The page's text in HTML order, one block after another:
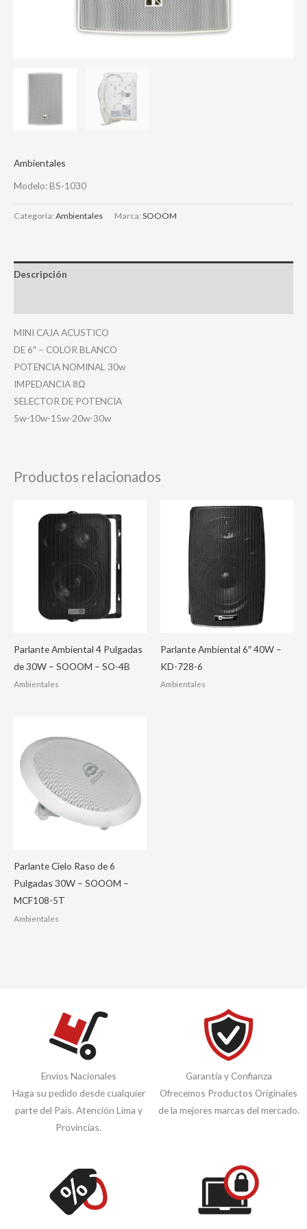
Ambientales
Modelo: BS-1030
Categoría: Ambientales Marca: SOOOM
Descripción
MINI CAJA ACUSTICO
DE 6″ – COLOR BLANCO
POTENCIA NOMINAL 30w
IMPEDANCIA 8Ω
SELECTOR DE POTENCIA
5w-10w-15w-20w-30w
Productos relacionados
Parlante Ambiental 4 Pulgadas
de 30W – SOOOM – SO-4B
Ambientales
Parlante Ambiental 6″ 40W –
KD-728-6
Ambientales
Parlante Cielo Raso de 6
Pulgadas 30W – SOOOM –
MCF108-5T
Ambientales
Envíos Nacionales
Haga su pedido desde cualquier
parte del País. Atención Lima y
Provincias.
Garantía y Confianza
Ofrecemos Productos Originales
de la mejores marcas del mercado.